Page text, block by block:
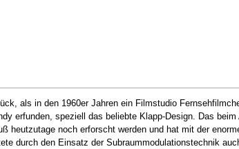
als in den 1960er Jahren ein Filmstudio
erfunden, speziell das beliebte Klapp-Design. Das beim
heutzutage noch erforscht werden und hat mit der
durch den Einsatz der Subraummodulationstechnik